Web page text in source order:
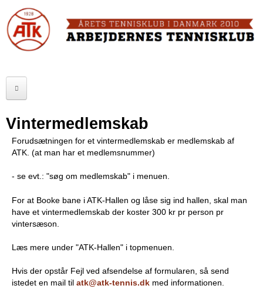
to
main
b
e
e
e
FORSIDE
JUNIOR
MOTIONISTER
TURNERINGER
PADEL I ATK
Vintermedlemskab
Forudsætningen for et vintermedlemskab er medlemskab af
ATK. (at man har et medlemsnummer)
- se evt.: "søg om medlemskab" i menuen.
For at Booke bane i ATK-Hallen og låse sig ind hallen, skal man
have et vintermedlemskab der koster 300 kr pr person pr
vintersæson.
Læs mere under "ATK-Hallen" i topmenuen.
Hvis der opstår Fejl ved afsendelse af formularen, så send
istedet en mail til atk@atk-tennis.dk med informationen.